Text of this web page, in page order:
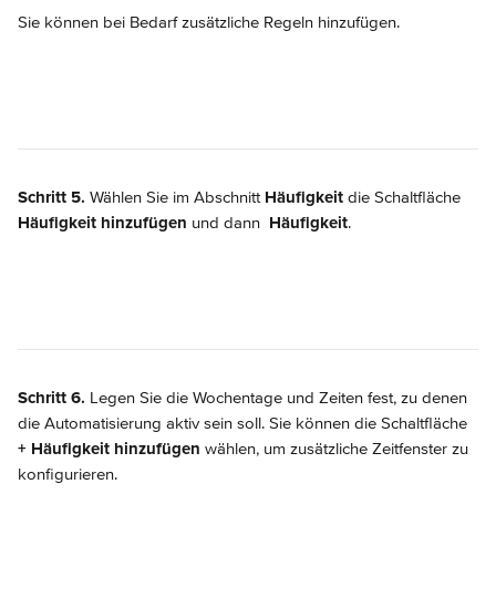
Sie können bei Bedarf zusätzliche Regeln hinzufügen.
Schritt 5. Wählen Sie im Abschnitt Häufigkeit die Schaltfläche
Häufigkeit hinzufügen und dann Häufigkeit.
Schritt 6. Legen Sie die Wochentage und Zeiten fest, zu denen
die Automatisierung aktiv sein soll. Sie können die Schaltfläche
+ Häufigkeit hinzufügen wählen, um zusätzliche Zeitfenster zu
konfigurieren.